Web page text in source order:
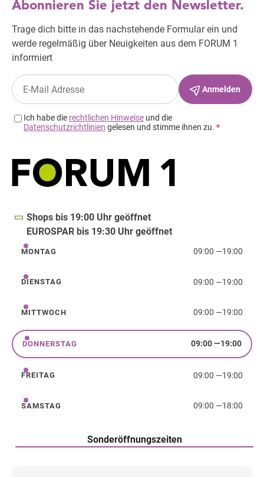
Shops bis 19:00 Uhr geöffnet
EUROSPAR bis 19:30 Uhr geöffnet
Montag
MONTAG 09:00 —19:00
Dienstag
DIENSTAG 09:00 —19:00
Mittwoch
MITTWOCH 09:00 —19:00
Donnerstag
DONNERSTAG 09:00—19:00
Freitag
FREITAG 09:00 —19:00
Samstag
SAMSTAG 09:00 —18:00
Sonderöffnungszeiten